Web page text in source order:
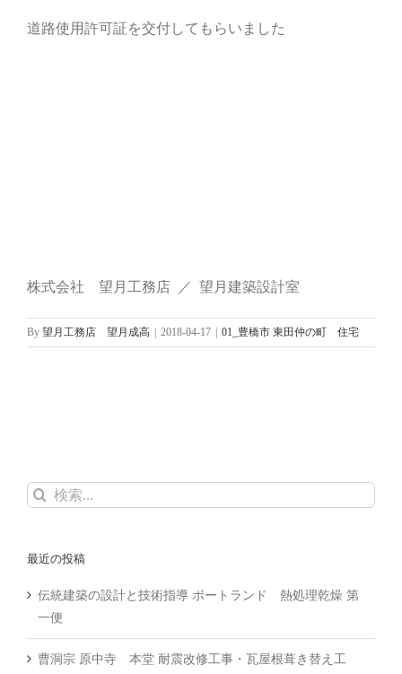
道路使用許可証を交付してもらいました
株式会社 望月工務店 ／ 望月建築設計室
By 望月工務店 望月成高 2018-04-17 01_豊橋市 東田仲の町 住宅
検
最近の投稿
伝統建築の設計と技術指導 ポートランド 熱処理乾燥 第
一便
曹洞宗 原中寺 本堂 耐震改修工事・瓦屋根葺き替え工